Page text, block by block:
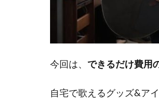
今回は、 できるだけ費用
自宅で歌えるグッズ&ア